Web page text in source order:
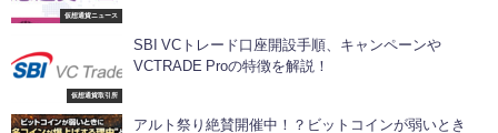
仮想通貨ニュース
仮想通貨取引所
SBI VCトレード口座開設手順、キャンペーンや
VCTRADE Proの特徴を解説！
アルト祭り絶賛開催中！？ビットコインが弱いとき